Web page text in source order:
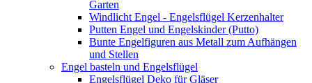
Garten
Windlicht Engel - Engelsflügel Kerzenhalter
Putten Engel und Engelskinder (Putto)
Bunte Engelfiguren aus Metall zum Aufhängen
und Stellen
Engel basteln und Engelsflügel
Engelsflügel Deko für Gläser